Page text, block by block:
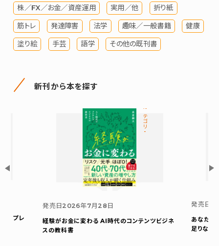
株／FX／お金／資産運用 実用／他 折り紙
筋トレ 発達障害 法学 趣味／一般書籍 健康
塗り絵 手芸 語学 その他の既刊書
新刊から本を探す
ト プレ
カテゴリ-
発売日 2026年7月28日
経験がお金に変わる AI時代のコンテンツビジネ
スの教科書
発売日
あなたの
足りない